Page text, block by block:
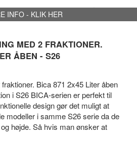
INFO - KLIK HER
MED 2 FRAKTIONER.
ÅBEN - S26
Bica 871 2x45 Liter åben
i S26 BICA-serien er perfekt til
design gør det muligt at
modeller i samme S26 serie da de
højde. Så hvis man ønsker at